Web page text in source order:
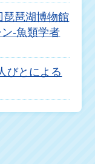
琵琶湖博物館
-魚類学者
びとによる